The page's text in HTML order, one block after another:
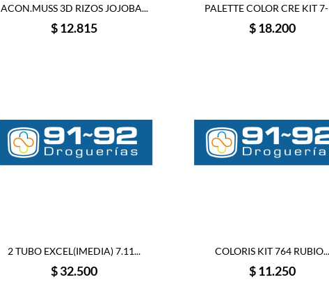
ACON.MUSS 3D RIZOS JOJOBA...
Precio
$ 12.815
PALETTE COLOR CRE KIT
Precio
$ 18.200
2 TUBO EXCEL(IMEDIA) 7.11...
Precio
$ 32.500
COLORIS KIT 764 RUBIO...
Precio
$ 11.250